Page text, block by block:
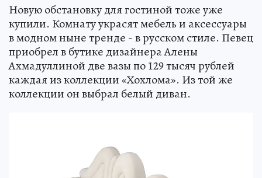
Новую обстановку для гостиной тоже уже
купили. Комнату украсят мебель и аксессуары
в модном ныне тренде - в русском стиле. Певец
приобрел в бутике дизайнера Алены
Ахмадуллиной две вазы по 129 тысяч рублей
каждая из коллекции «Хохлома». Из той же
коллекции он выбрал белый диван.